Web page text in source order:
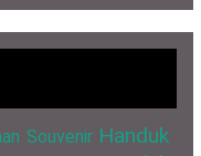
Souvenir Handuk